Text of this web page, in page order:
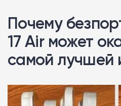
Почему
17 Air может
самой лучшей